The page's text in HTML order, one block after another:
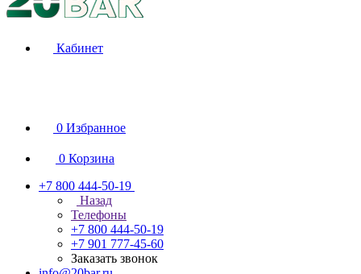
Кабинет
0 Избранное
0 Корзина
+7 800 444-50-19
Назад
Телефоны
+7 800 444-50-19
+7 901 777-45-60
Заказать звонок